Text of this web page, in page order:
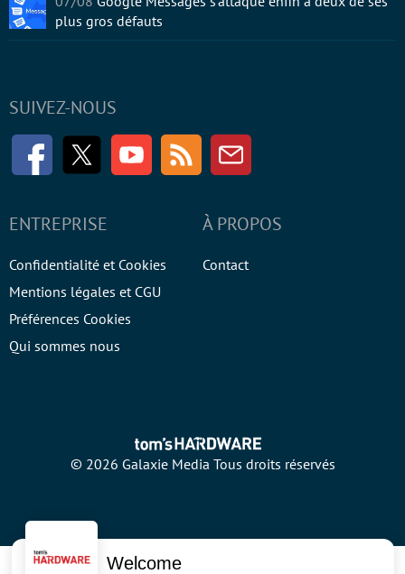
SUIVEZ-NOUS
FacebookTwitter Youtube RSS Newsletter
ENTREPRISE
Confidentialité et Cookies
Mentions légales et CGU
Préférences Cookies
Qui sommes nous
À PROPOS
Contact
© 2026 Galaxie Media Tous droits réservés
plus gros défauts
Welcome